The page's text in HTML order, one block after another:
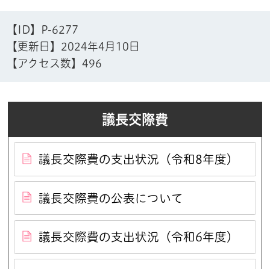
【ID】
P-6277
【更新日】 2024年4月10日
【アクセス数】496
議長交際費
議長交際費の支出状況（令和8年度）
議長交際費の公表について
議長交際費の支出状況（令和6年度）